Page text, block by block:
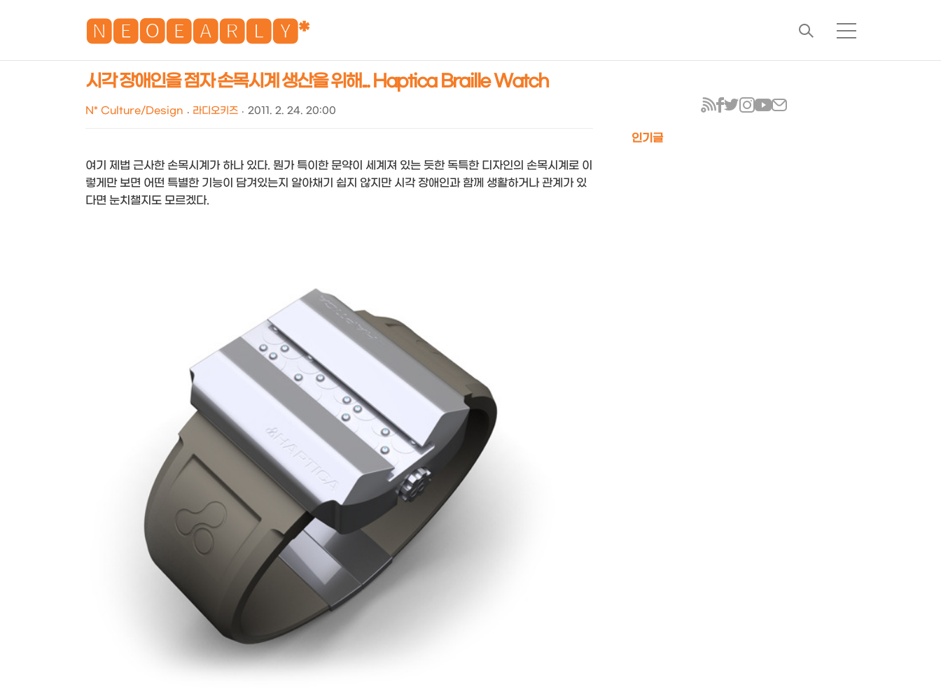
🅽🅴🅾🅴🅰🆁🅻🆈*NEOEARLY*
검
메
시각 장애인을 점자 손목시계 생산을 위해... Haptica Braille Watch
N* Culture/Design 라디오키즈 2011. 2. 24. 20:00
여기 제법 근사한 손목시계가 하나 있다. 뭔가 특이한 문약이 세계져 있는 듯한 독특한 디자인의 손목시계로 이
렇게만 보면 어떤 특별한 기능이 담겨있는지 알아채기 쉽지 않지만 시각 장애인과 함께 생활하거나 관계가 있
다면 눈치챌지도 모르겠다.
인기글